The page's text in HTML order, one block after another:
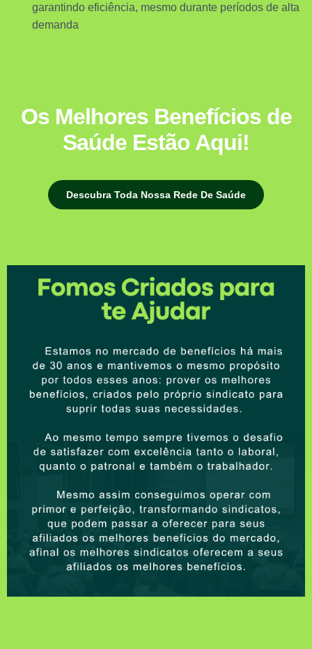
garantindo eficiência, mesmo durante períodos de alta
demanda
Os Melhores Benefícios de
Saúde Estão Aqui!
Descubra Toda Nossa Rede De Saúde